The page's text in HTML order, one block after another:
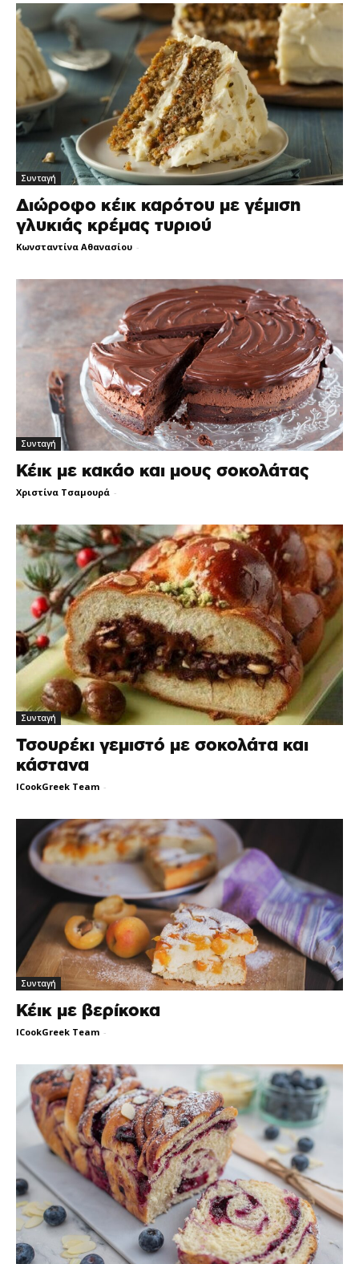
Συνταγή
Διώροφο κέικ καρότου με γέμιση
γλυκιάς κρέμας τυριού
Κωνσταντίνα Αθανασίου -
Συνταγή
Κέικ με κακάο και μους σοκολάτας
Χριστίνα Τσαμουρά -
Συνταγή
Τσουρέκι γεμιστό με σοκολάτα και
κάστανα
ICookGreek Team -
Συνταγή
Κέικ με βερίκοκα
ICookGreek Team -